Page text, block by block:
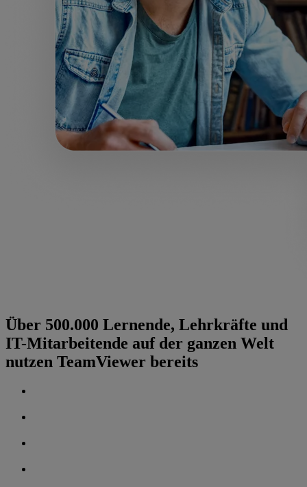
Über 500.000 Lernende, Lehrkräfte und
IT-Mitarbeitende auf der ganzen Welt
nutzen TeamViewer bereits